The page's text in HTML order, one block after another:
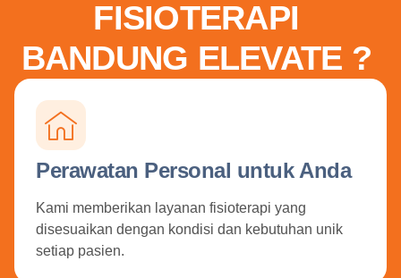
FISIOTERAPI
BANDUNG ELEVATE ?
Perawatan Personal untuk Anda
Kami memberikan layanan fisioterapi yang
disesuaikan dengan kondisi dan kebutuhan unik
setiap pasien.